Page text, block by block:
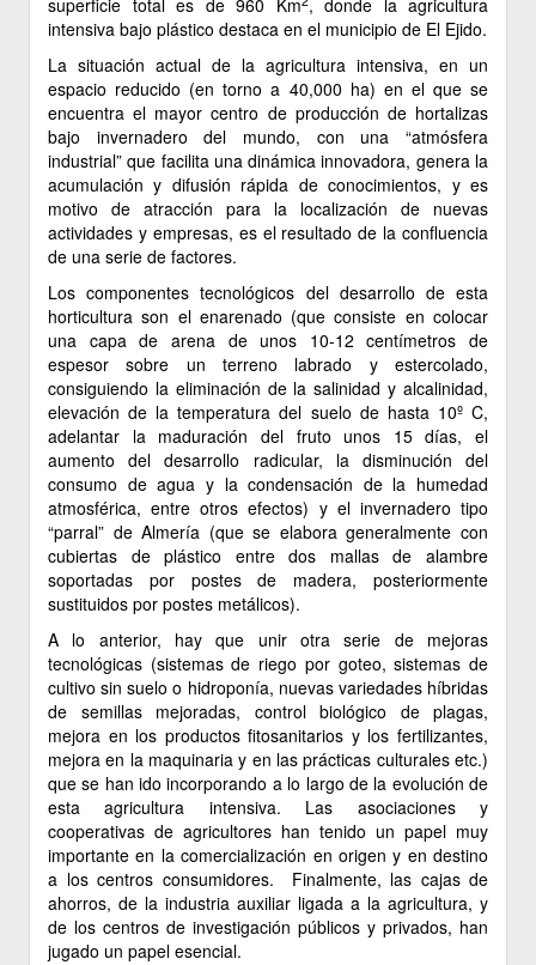
superficie total es de 960 Km , donde la agricultura
intensiva bajo plástico destaca en el municipio de El Ejido.
La situación actual de la agricultura intensiva, en un
espacio reducido (en torno a 40,000 ha) en el que se
encuentra el mayor centro de producción de hortalizas
bajo invernadero del mundo, con una “atmósfera
industrial” que facilita una dinámica innovadora, genera la
acumulación y difusión rápida de conocimientos, y es
motivo de atracción para la localización de nuevas
actividades y empresas, es el resultado de la confluencia
de una serie de factores.
Los componentes tecnológicos del desarrollo de esta
horticultura son el enarenado (que consiste en colocar
una capa de arena de unos 10-12 centímetros de
espesor sobre un terreno labrado y estercolado,
consiguiendo la eliminación de la salinidad y alcalinidad,
elevación de la temperatura del suelo de hasta 10º C,
adelantar la maduración del fruto unos 15 días, el
aumento del desarrollo radicular, la disminución del
consumo de agua y la condensación de la humedad
atmosférica, entre otros efectos) y el invernadero tipo
“parral” de Almería (que se elabora generalmente con
cubiertas de plástico entre dos mallas de alambre
soportadas por postes de madera, posteriormente
sustituidos por postes metálicos).
A lo anterior, hay que unir otra serie de mejoras
tecnológicas (sistemas de riego por goteo, sistemas de
cultivo sin suelo o hidroponía, nuevas variedades híbridas
de semillas mejoradas, control biológico de plagas,
mejora en los productos fitosanitarios y los fertilizantes,
mejora en la maquinaria y en las prácticas culturales etc.)
que se han ido incorporando a lo largo de la evolución de
esta agricultura intensiva. Las asociaciones y
cooperativas de agricultores han tenido un papel muy
importante en la comercialización en origen y en destino
a los centros consumidores. Finalmente, las cajas de
ahorros, de la industria auxiliar ligada a la agricultura, y
de los centros de investigación públicos y privados, han
jugado un papel esencial.